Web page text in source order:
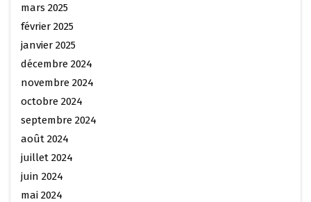
mars 2025
février 2025
janvier 2025
décembre 2024
novembre 2024
octobre 2024
septembre 2024
août 2024
juillet 2024
juin 2024
mai 2024